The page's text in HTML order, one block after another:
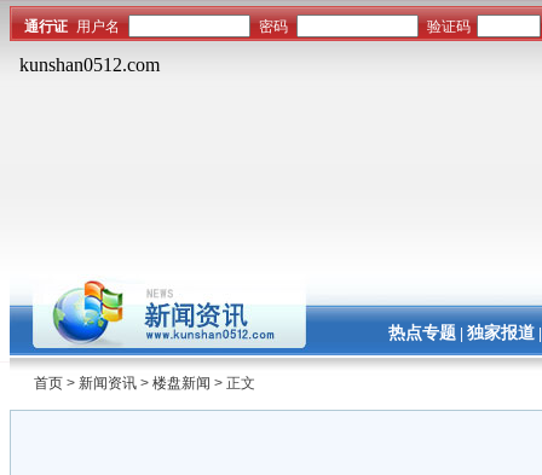
热点专题| 独家报道
首页 > 新闻资讯 > 楼盘新闻 > 正文